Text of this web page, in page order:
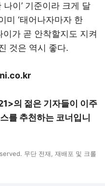
이’ 기준이라 크게 달
미 ‘태어나자마자 한
이가 곧 안착할지도 지켜
것은 역시 좋다.
의 젊은 기자들이 이주
를 추천하는 코너입니
무단 전재, 재배포 및 크롤